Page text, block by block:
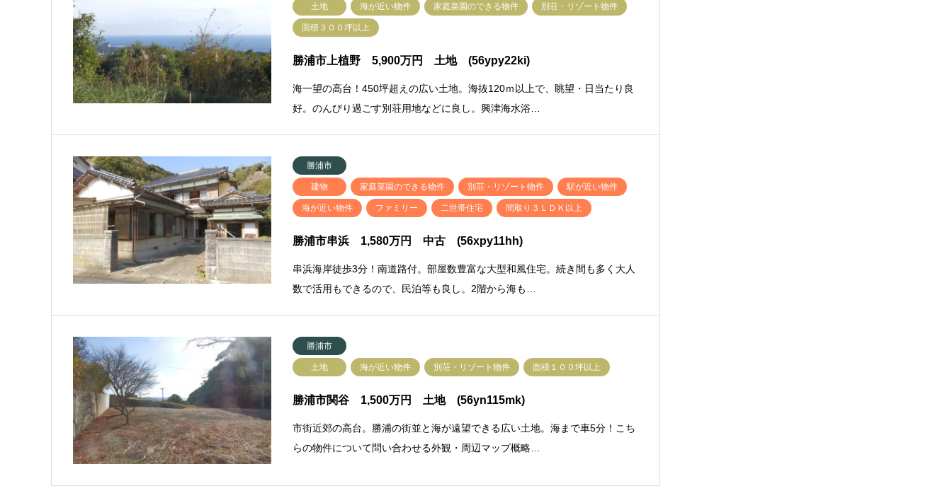
土地 海が近い物件 家庭菜園のできる物件 別荘・リゾート物件
面積３００坪以上
勝浦市上植野 5,900万円 土地 (56ypy22ki)
海一望の高台！450坪超えの広い土地。海抜120ｍ以上で、眺望・日当たり良
好。のんびり過ごす別荘用地などに良し。興津海水浴…
勝浦市
建物 家庭菜園のできる物件 別荘・リゾート物件 駅が近い物件
海が近い物件 ファミリー 二世帯住宅 間取り３ＬＤＫ以上
勝浦市串浜 1,580万円 中古 (56xpy11hh)
串浜海岸徒歩3分！南道路付。部屋数豊富な大型和風住宅。続き間も多く大人
数で活用もできるので、民泊等も良し。2階から海も…
勝浦市
土地 海が近い物件 別荘・リゾート物件 面積１００坪以上
勝浦市関谷 1,500万円 土地 (56yn115mk)
市街近郊の高台。勝浦の街並と海が遠望できる広い土地。海まで車5分！こち
らの物件について問い合わせる外観・周辺マップ概略…